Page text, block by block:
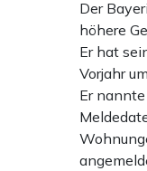
Der
höhere
Er hat
Vorjahr
Er